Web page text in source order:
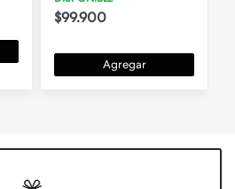
$99.900
Agregar